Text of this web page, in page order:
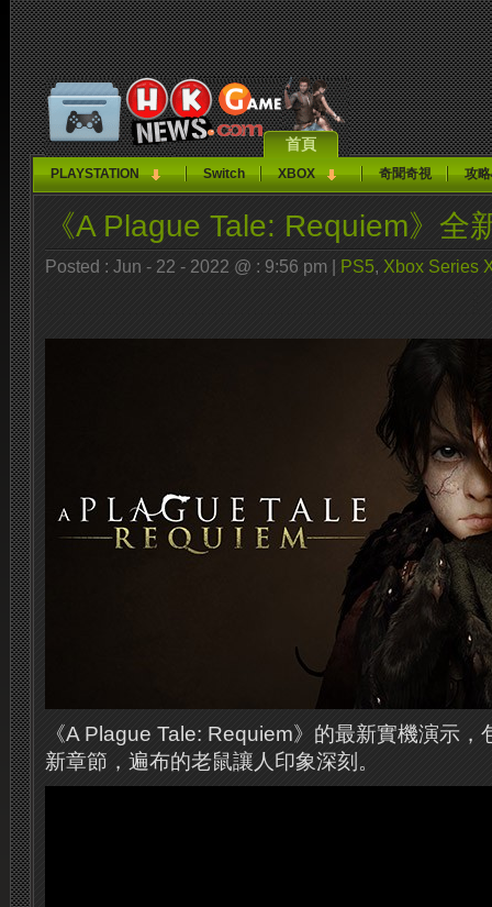
首頁
PLAYSTATION Switch XBOX 奇聞奇視 攻
《A Plague Tale: Requiem》全
Posted : Jun - 22 - 2022 @ : 9:56 pm | PS5, Xbox Series
《A Plague Tale: Requiem》的最新實機演示
新章節，遍布的老鼠讓人印象深刻。